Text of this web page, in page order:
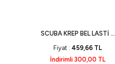
SCUBA KREP BEL LASTİ ...
Fiyat : 459,66 TL
İndirimli 300,00 TL